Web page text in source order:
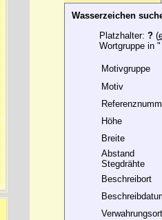
Wasserzeichen
Platzhalter: ?(
Wortgruppe in
Motivgruppe
Motiv
Höhe
Breite
Abstand
Stegdrähte
Beschreibort
Verwahrungsort